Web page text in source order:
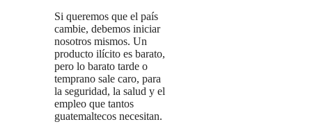
Si queremos que el país
cambie, debemos iniciar
nosotros mismos. Un
producto ilícito es barato,
pero lo barato tarde o
temprano sale caro, para
la seguridad, la salud y el
empleo que tantos
guatemaltecos necesitan.